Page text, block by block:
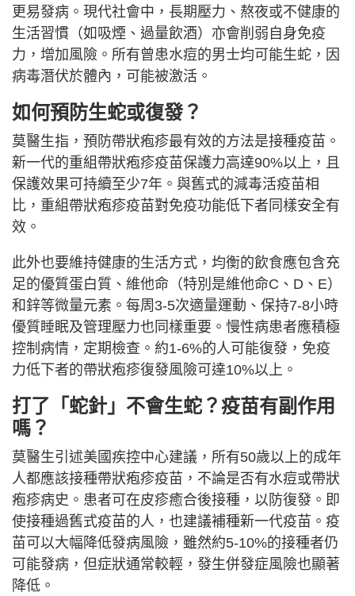
更易發病。現代社會中，長期壓力、熬夜或不健康的
生活習慣（如吸煙、過量飲酒）亦會削弱自身免疫
力，增加風險。所有曾患水痘的男士均可能生蛇，因
病毒潛伏於體內，可能被激活。
如何預防生蛇或復發？
莫醫生指，預防帶狀疱疹最有效的方法是接種疫苗。
新一代的重組帶狀疱疹疫苗保護力高達90%以上，且
保護效果可持續至少7年。與舊式的減毒活疫苗相
比，重組帶狀疱疹疫苗對免疫功能低下者同樣安全有
效。
此外也要維持健康的生活方式，均衡的飲食應包含充
足的優質蛋白質、維他命（特別是維他命C、D、E）
和鋅等微量元素。每周3-5次適量運動、保持7-8小時
優質睡眠及管理壓力也同樣重要。慢性病患者應積極
控制病情，定期檢查。約1-6%的人可能復發，免疫
力低下者的帶狀疱疹復發風險可達10%以上。
打了「蛇針」不會生蛇？疫苗有副作用
嗎？
莫醫生引述美國疾控中心建議，所有50歲以上的成年
人都應該接種帶狀疱疹疫苗，不論是否有水痘或帶狀
疱疹病史。患者可在皮疹癒合後接種，以防復發。即
使接種過舊式疫苗的人，也建議補種新一代疫苗。疫
苗可以大幅降低發病風險，雖然約5-10%的接種者仍
可能發病，但症狀通常較輕，發生併發症風險也顯著
降低。